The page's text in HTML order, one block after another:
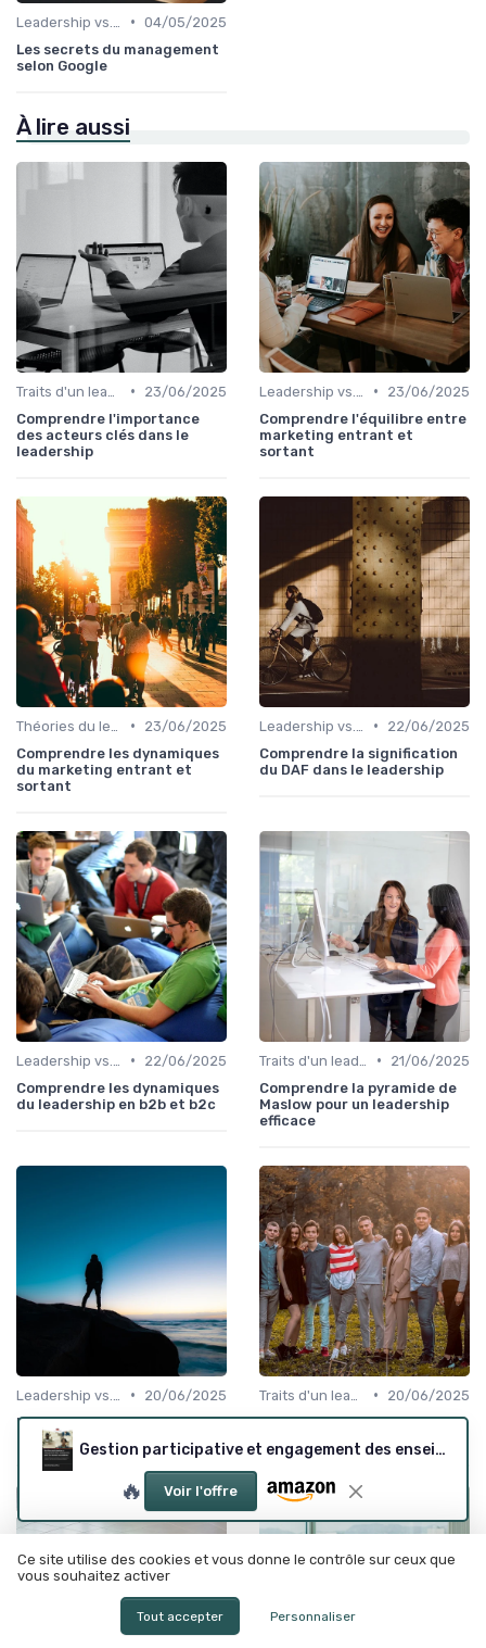
• 04/05/2025
Les secrets du management
selon Google
À lire aussi
•
23/06/2025
Comprendre l'importance
des acteurs clés dans le
leadership
•
23/06/2025
Comprendre l'équilibre entre
marketing entrant et
sortant
•
23/06/2025
Comprendre les dynamiques
du marketing entrant et
sortant
•
22/06/2025
Comprendre la signification
du DAF dans le leadership
•
22/06/2025
Comprendre les dynamiques
du leadership en b2b et b2c
•
21/06/2025
Comprendre la pyramide de
Maslow pour un leadership
efficace
•
20/06/2025
L'art de la gestion du
leadership
•
20/06/2025
Améliorer son leadership :
Gestion participative et engagement des enseignants au Cameroun
🔥 Voir l'offre
Ce site utilise des cookies et vous donne le contrôle sur ceux que
vous souhaitez activer
Tout accepter Personnaliser